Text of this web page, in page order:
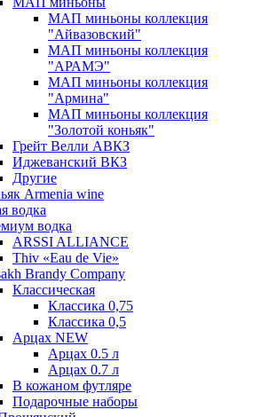
МАП миньоны коллекция
"Айвазовский"
МАП миньоны коллекция
"АРАМЭ"
МАП миньоны коллекция
"Армина"
МАП миньоны коллекция
"Золотой коньяк"
Грейт Велли АВКЗ
Иджеванский ВКЗ
Другие
Armenia wine
водка
водка
ARSSI ALLIANCE
Thiv «Eau de Vie»
Brandy Company
Классическая
Классика 0,75
Классика 0,5
Арцах NEW
Арцах 0.5 л
Арцах 0.7 л
В кожаном футляре
Подарочные наборы